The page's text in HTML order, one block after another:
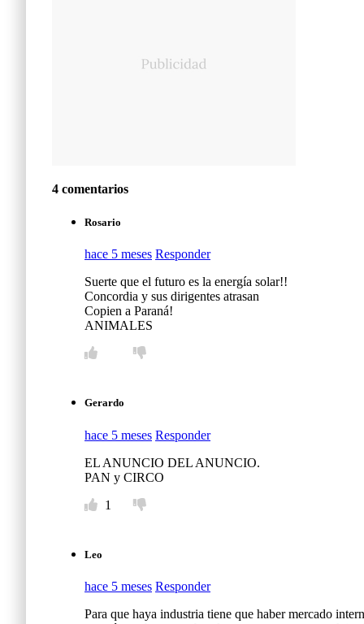
4 comentarios
Rosario
hace 5 meses Responder
Suerte que el futuro es la energía solar!!
Concordia y sus dirigentes atrasan
Copien a Paraná!
ANIMALES
Gerardo
hace 5 meses Responder
EL ANUNCIO DEL ANUNCIO.
PAN y CIRCO
1
Leo
hace 5 meses Responder
Para que haya industria tiene que haber mercado